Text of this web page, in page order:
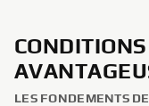
LES FONDEMENTS